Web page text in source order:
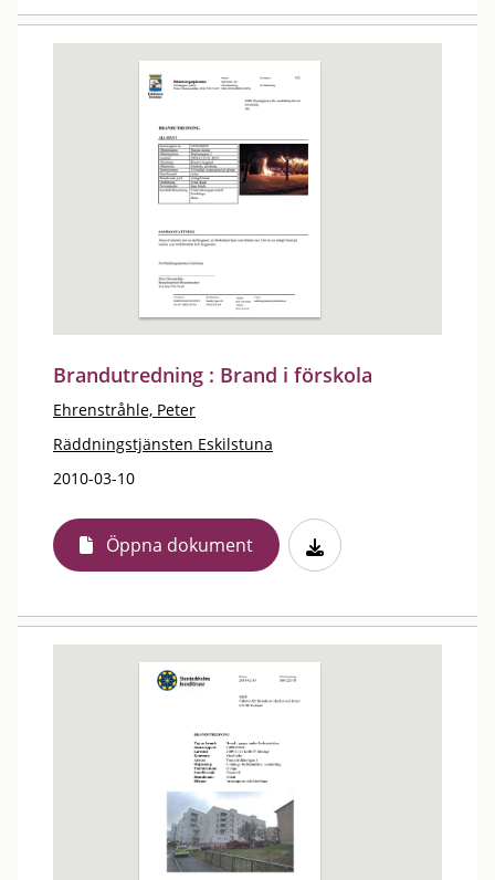
Brandutredning : Brand i förskola
Ehrenstråhle, Peter
Räddningstjänsten Eskilstuna
2010-03-10
Öppna dokument